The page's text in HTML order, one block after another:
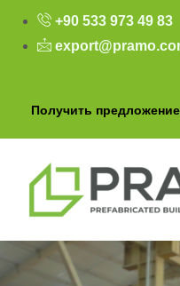
+90 533 973 49 83
Получить предложение